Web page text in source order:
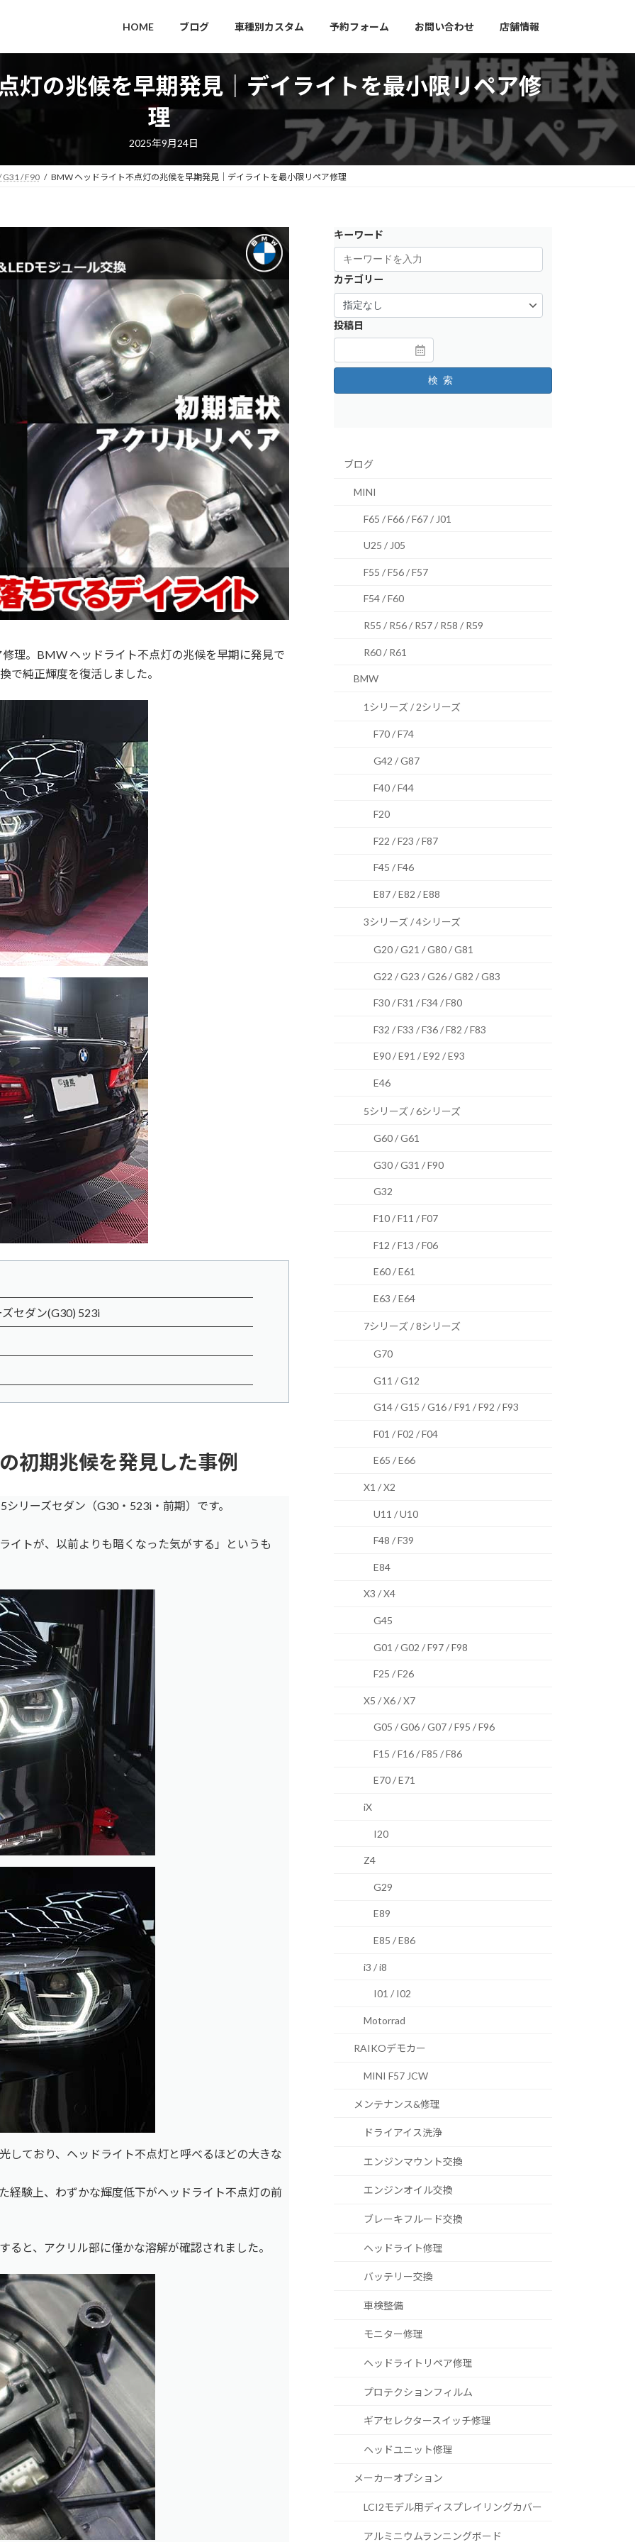
HOME ブログ 車種別カスタム 予約フォーム お問い合わせ 店舗情報
灯の兆候を早期発見｜デイライトを最小限リペア修
理
2025年9月24日
G31 / F90 BMW ヘッドライト不点灯の兆候を早期発見｜デイライトを最小限リペア修理
理。BMW ヘッドライト不点灯の兆候を早期に発見で
で純正輝度を復活しました。
セダン(G30) 523i
初期兆候を発見した事例
リーズセダン（G30・523i・前期）です。
イトが、以前よりも暗くなった気がする」というも
しており、ヘッドライト不点灯と呼べるほどの大きな
経験上、わずかな輝度低下がヘッドライト不点灯の前
と、アクリル部に僅かな溶解が確認されました。
キーワード
カテゴリー
投稿日
検索
ブログ
MINI
F65 / F66 / F67 / J01
U25 / J05
F55 / F56 / F57
F54 / F60
R55 / R56 / R57 / R58 / R59
R60 / R61
BMW
1シリーズ / 2シリーズ
F70 / F74
G42 / G87
F40 / F44
F20
F22 / F23 / F87
F45 / F46
E87 / E82 / E88
3シリーズ / 4シリーズ
G20 / G21 / G80 / G81
G22 / G23 / G26 / G82 / G83
F30 / F31 / F34 / F80
F32 / F33 / F36 / F82 / F83
E90 / E91 / E92 / E93
E46
5シリーズ / 6シリーズ
G60 / G61
G30 / G31 / F90
G32
F10 / F11 / F07
F12 / F13 / F06
E60 / E61
E63 / E64
7シリーズ / 8シリーズ
G70
G11 / G12
G14 / G15 / G16 / F91 / F92 / F93
F01 / F02 / F04
E65 / E66
X1 / X2
U11 / U10
F48 / F39
E84
X3 / X4
G45
G01 / G02 / F97 / F98
F25 / F26
X5 / X6 / X7
G05 / G06 / G07 / F95 / F96
F15 / F16 / F85 / F86
E70 / E71
iX
I20
Z4
G29
E89
E85 / E86
i3 / i8
I01 / I02
Motorrad
RAIKOデモカー
MINI F57 JCW
メンテナンス&修理
ドライアイス洗浄
エンジンマウント交換
エンジンオイル交換
ブレーキフルード交換
ヘッドライト修理
バッテリー交換
車検整備
モニター修理
ヘッドライトリペア修理
プロテクションフィルム
ギアセレクタースイッチ修理
ヘッドユニット修理
メーカーオプション
LCI2モデル用ディスプレイリングカバー
アルミニウムランニングボード